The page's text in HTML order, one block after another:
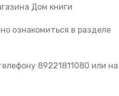
Дом книги
ознакомиться в разделе
89221811080 или на